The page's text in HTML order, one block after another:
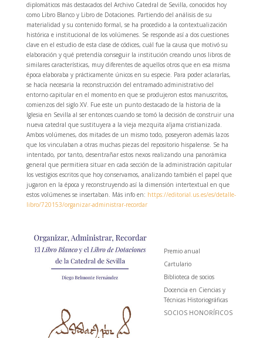
diplomáticos más destacados del Archivo Catedral de Sevilla, conocidos hoy
como Libro Blanco y Libro de Dotaciones. Partiendo del análisis de su
materialidad y su contenido formal, se ha procedido a la contextualización
histórica e institucional de los volúmenes. Se responde así a dos cuestiones
clave en el estudio de esta clase de códices, cuál fue la causa que motivó su
elaboración y qué pretendía conseguir la institución creando unos libros de
similares características, muy diferentes de aquellos otros que en esa misma
época elaboraba y prácticamente únicos en su especie. Para poder aclararlas,
se hacía necesaria la reconstrucción del entramado administrativo del
entorno capitular en el momento en que se produjeron estos manuscritos,
comienzos del siglo XV. Fue este un punto destacado de la historia de la
Iglesia en Sevilla al ser entonces cuando se tomó la decisión de construir una
nueva catedral que sustituyera a la vieja mezquita aljama cristianizada.
Ambos volúmenes, dos mitades de un mismo todo, poseyeron además lazos
que los vinculaban a otras muchas piezas del repositorio hispalense. Se ha
intentado, por tanto, desentrañar estos nexos realizando una panorámica
general que permitiera situar en cada sección de la administración capitular
los vestigios escritos que hoy conservamos, analizando también el papel que
jugaron en la época y reconstruyendo así la dimensión intertextual en que
estos volúmenes se insertaban. Más info en: https://editorial.us.es/es/detalle-
libro/720153/organizar-administrar-recordar
Premio anual
Cartulario
Biblioteca de socios
Docencia en Ciencias y
Técnicas Historiográficas
SOCIOS HONORÍFICOS